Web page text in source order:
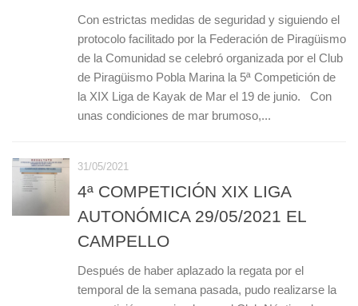
Con estrictas medidas de seguridad y siguiendo el
protocolo facilitado por la Federación de Piragüismo
de la Comunidad se celebró organizada por el Club
de Piragüismo Pobla Marina la 5ª Competición de
la XIX Liga de Kayak de Mar el 19 de junio. Con
unas condiciones de mar brumoso,...
31/05/2021
4ª COMPETICIÓN XIX LIGA
AUTONÓMICA 29/05/2021 EL
CAMPELLO
Después de haber aplazado la regata por el
temporal de la semana pasada, pudo realizarse la